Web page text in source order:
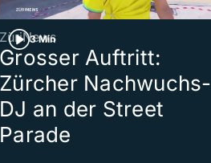
3 Min
ZüriNews
Grosser Auftritt:
Zürcher Nachwuchs-
DJ an der Street
Parade